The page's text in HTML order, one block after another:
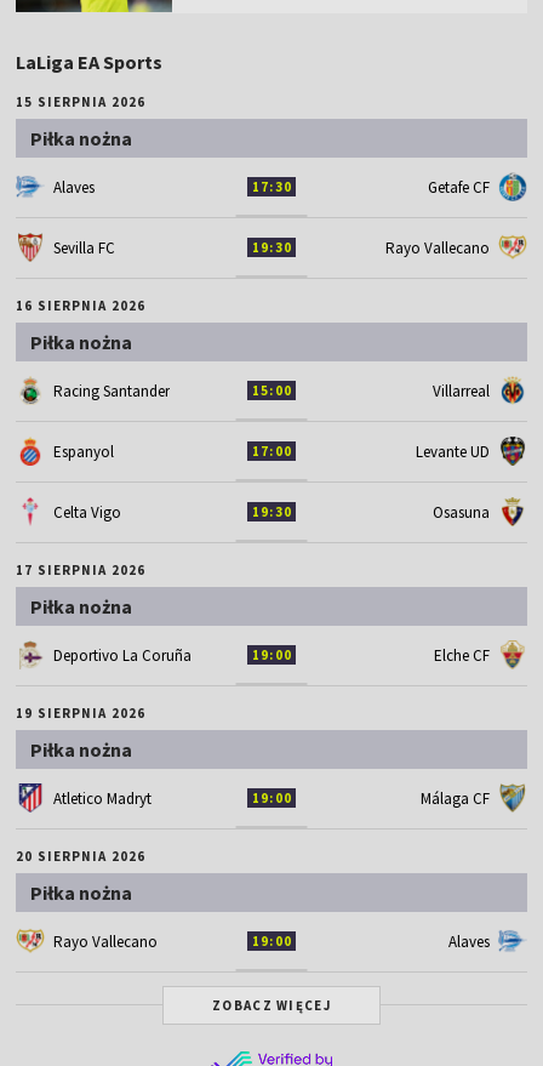
LaLiga EA Sports
15 SIERPNIA 2026
Piłka nożna
Alaves 17:30 Getafe CF
Sevilla FC 19:30 Rayo Vallecano
16 SIERPNIA 2026
Piłka nożna
Racing Santander 15:00 Villarreal
Espanyol 17:00 Levante UD
Celta Vigo 19:30 Osasuna
17 SIERPNIA 2026
Piłka nożna
Deportivo La Coruña 19:00 Elche CF
19 SIERPNIA 2026
Piłka nożna
Atletico Madryt 19:00 Málaga CF
20 SIERPNIA 2026
Piłka nożna
Rayo Vallecano 19:00 Alaves
ZOBACZ WIĘCEJ